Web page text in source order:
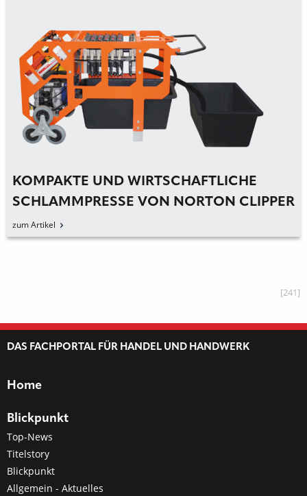
KOMPAKTE UND WIRTSCHAFTLICHE
SCHLAMMPRESSE VON NORTON CLIPPER
zum Artikel
[241]
DAS FACHPORTAL FÜR HANDEL UND HANDWERK
Home
Blickpunkt
Top-News
Titelstory
Blickpunkt
Allgemein - Aktuelles